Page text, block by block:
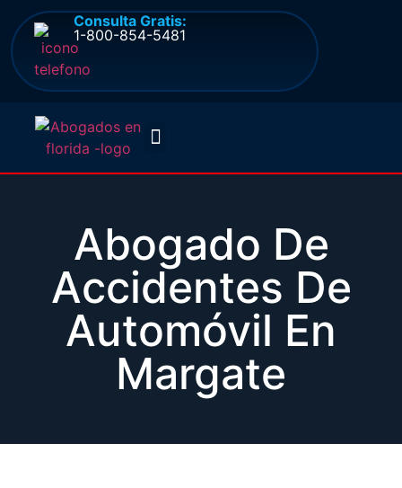
Consulta Gratis:
1-800-854-5481
Abogado De
Accidentes De
Automóvil En
Margate